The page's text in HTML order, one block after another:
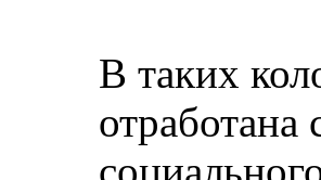
В таких
отработана